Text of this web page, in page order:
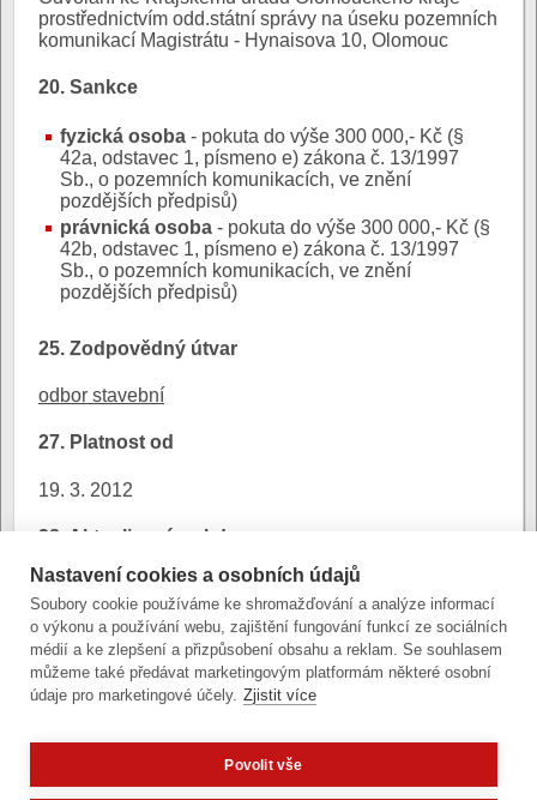
prostřednictvím odd.státní správy na úseku pozemních
komunikací Magistrátu - Hynaisova 10, Olomouc
20. Sankce
fyzická osoba - pokuta do výše 300 000,- Kč (§
42a, odstavec 1, písmeno e) zákona č. 13/1997
Sb., o pozemních komunikacích, ve znění
pozdějších předpisů)
právnická osoba - pokuta do výše 300 000,- Kč (§
42b, odstavec 1, písmeno e) zákona č. 13/1997
Sb., o pozemních komunikacích, ve znění
pozdějších předpisů)
25. Zodpovědný útvar
odbor stavební
27. Platnost od
19. 3. 2012
28. Aktualizováno kdy
23. 4. 2013
29. Platnost do
19. 3. 2012
Nastavení cookies a osobních údajů
Soubory cookie používáme ke shromažďování a analýze informací
o výkonu a používání webu, zajištění fungování funkcí ze sociálních
médií a ke zlepšení a přizpůsobení obsahu a reklam. Se souhlasem
můžeme také předávat marketingovým platformám některé osobní
údaje pro marketingové účely. Zjistit více
Povolit vše